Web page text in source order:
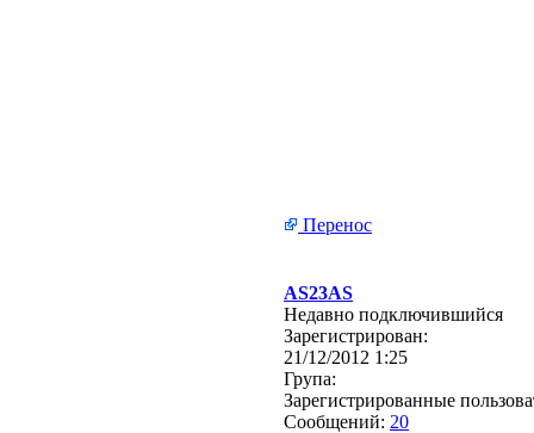
Перенос
AS23AS
Недавно подключившийся
Зарегистрирован:
21/12/2012 1:25
Група:
Зарегистрированные
Сообщений: 20